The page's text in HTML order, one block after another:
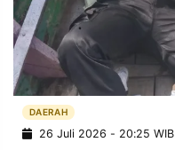
DAERAH
26 Juli 2026 - 20:25 WIB